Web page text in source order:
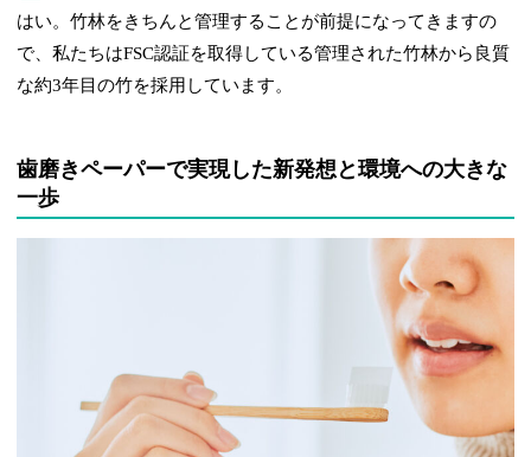
はい。竹林をきちんと管理することが前提になってきますの
で、私たちはFSC認証を取得している管理された竹林から良質
な約3年目の竹を採用しています。
歯磨きペーパーで実現した新発想と環境への大きな
一歩